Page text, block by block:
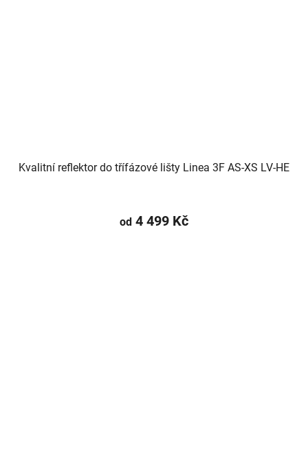
Kvalitní reflektor do třífázové lišty Linea 3F AS-XS LV-HE
od 4 499 Kč